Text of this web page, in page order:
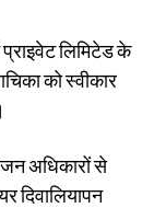
लिमिटेड के
को स्वीकार
अधिकारों से
दिवालियापन